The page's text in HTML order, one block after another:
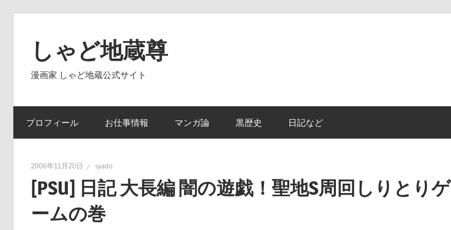
ス
ッ
しゃど地蔵尊
漫画家 しゃど地蔵公式サイト
プロフィール お仕事情報 マンガ論 黒歴史 日記など
2006年11月20日 syado
[PSU] 日記 大長編 闇の遊戯！聖地S周回しりとりゲ
ームの巻